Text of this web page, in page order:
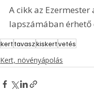
A cikk az
lapszámában
kerttavaszkiskertvetés
Kert, növényápolás